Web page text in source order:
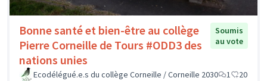
Bonne santé et bien-être au collège
Pierre Corneille de Tours #ODD3 des
nations unies
Soumis
au vote
Ecodélégué.e.s du collège Corneille / Corneille 2030 1 20